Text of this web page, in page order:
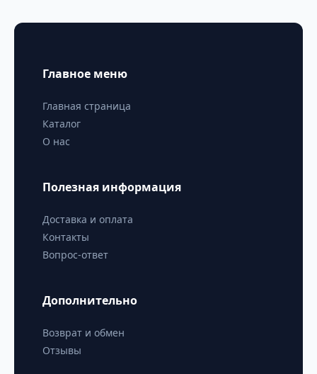
Главное меню
Главная страница
Каталог
О нас
Полезная информация
Доставка и оплата
Контакты
Вопрос-ответ
Дополнительно
Возврат и обмен
Отзывы